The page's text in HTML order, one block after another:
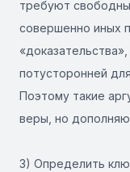
требуют
совершенно иных
потусторонней
Поэтому такие
веры, но
3) Определить